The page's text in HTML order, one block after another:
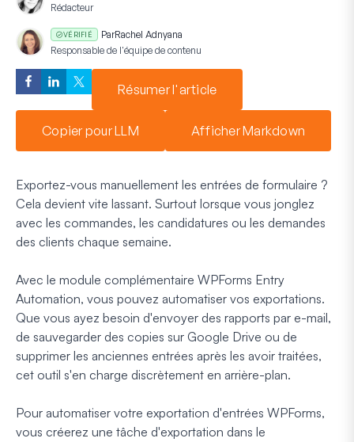
Rédacteur
VÉRIFIÉ ParRachel Adnyana
Responsable de l'équipe de contenu
Résumer l'article
Copier pour LLM Afficher Markdown
Exportez-vous manuellement les entrées de formulaire ?
Cela devient vite lassant. Surtout lorsque vous jonglez
avec les commandes, les candidatures ou les demandes
des clients chaque semaine.
Avec le module complémentaire WPForms Entry
Automation, vous pouvez automatiser vos exportations.
Que vous ayez besoin d'envoyer des rapports par e-mail,
de sauvegarder des copies sur Google Drive ou de
supprimer les anciennes entrées après les avoir traitées,
cet outil s'en charge discrètement en arrière-plan.
Pour automatiser votre exportation d'entrées WPForms,
vous créerez une tâche d'exportation dans le